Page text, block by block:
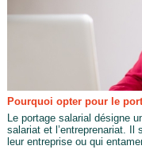
Pourquoi opter pour le
Le portage salarial désigne
salariat et l’entreprenariat. Il
leur entreprise ou qui